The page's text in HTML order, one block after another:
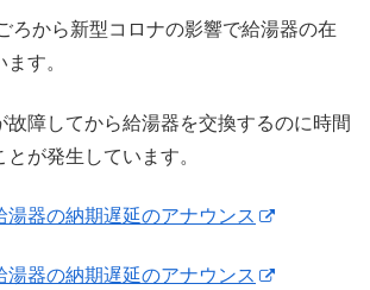
ろから新型コロナの影響で給湯器の在
す。
故障してから給湯器を交換するのに時間
が発生しています。
器の納期遅延のアナウンス
器の納期遅延のアナウンス